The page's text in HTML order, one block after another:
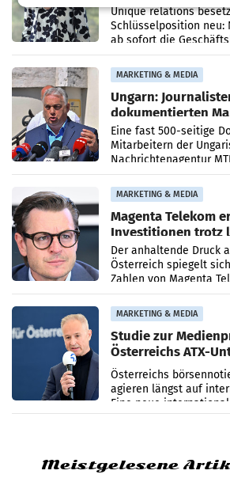
Geschäftsleitung
Unique relations
Schlüsselposition
ab sofort die
PR-Agentur an der
Anna Kalina-Mahr.
MARKETING & MEDIA
Ungarn:
dokumentierten
Zensur
Eine fast 500-seitige
Mitarbeitern der
Nachrichtenagentur
systematische
Zensur bei der Agentur
MARKETING & MEDIA
Magenta Telekom
Investitionen trotz
Umsatzrückgang
Der anhaltende Druck
Österreich spiegelt
Zahlen von Magenta
ersten sechs Monaten
verzeichnete
MARKETING & MEDIA
Studie zur
Österreichs ATX-
international
werden
Österreichs
agieren längst auf
Eine neue
Meistgelesene